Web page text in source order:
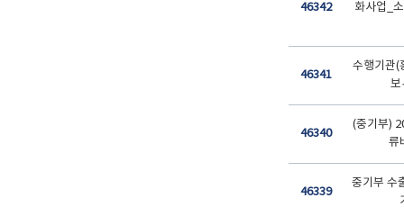
46342
화사업_
46341
수행기관(
보
46340
(중기부)
류
46339
중기부 수